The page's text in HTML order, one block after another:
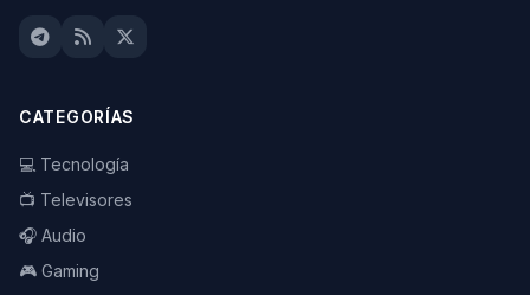
CATEGORÍAS
💻 Tecnología
📺 Televisores
🎧 Audio
🎮 Gaming